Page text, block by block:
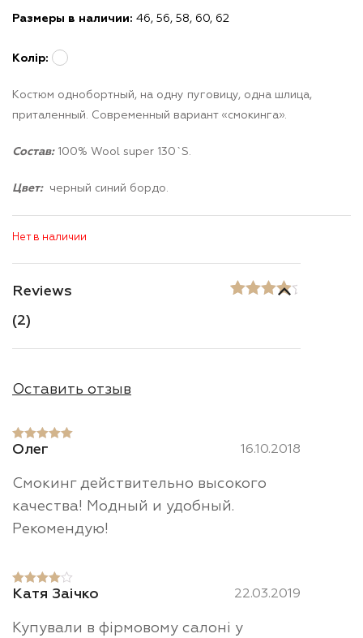
Размеры в наличии: 46, 56, 58, 60, 62
Колір:
Костюм однобортный, на одну пуговицу, одна шлица,
приталенный. Современный вариант «смокинга».
Состав:100% Wool super 130`S.
Цвет: черный синий бордо.
Нет в наличии
основе
Reviews
(2)
Оставить отзыв
Оценка
Олег 16.10.2018
Смокинг действительно высокого
качества! Модный и удобный.
Рекомендую!
Оценка 4
Катя Заічко 22.03.2019
Купували в фірмовому салоні у